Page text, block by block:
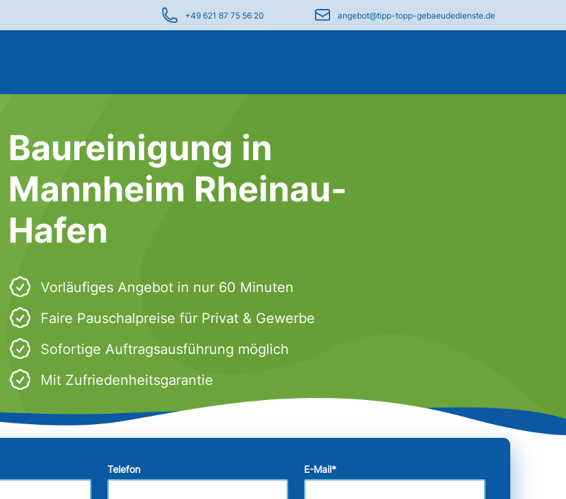
+49 621 87 75 56 20 angebot@tipp-topp-gebaeudedienste.de
Baureinigung in
Mannheim Rheinau-
Hafen
Vorläufiges Angebot in nur 60 Minuten
Faire Pauschalpreise für Privat & Gewerbe
Sofortige Auftragsausführung möglich
Mit Zufriedenheitsgarantie
Telefon E-Mail*